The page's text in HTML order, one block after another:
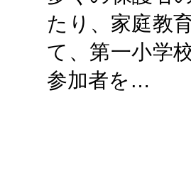
たり、家庭教
て、第一小学
参加者を…